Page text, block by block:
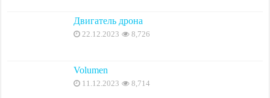
Двигатель дрона
22.12.2023 8,726
Volumen
11.12.2023 8,714